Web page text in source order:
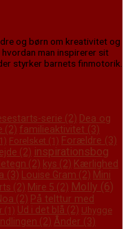
og børn om kreativitet og
man inspirerer sit
styrker barnets finmotorik.
serie (2) Dea og
(2) familieaktivitet (3)
Forelsket (1) Forældre (3)
(2) inspirationsbog
(2) kys (2) Kærlighed
(3) Louise Gram (2) Mini
(2) Mire 5 (2) Molly (6)
(2) På telttur med
(1) Ud i det blå (2) Uhygge
(2) Ånder (3)